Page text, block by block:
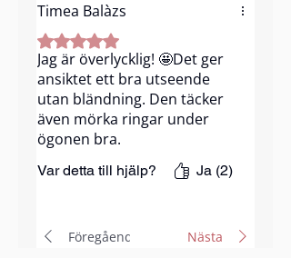
Vegan
Cruelty-free
Långvarig
Lätt formula
9 nyanser
kvantitet:10 g.
Timea Balàzs
Betygsatt till 5 av 5 stjärnor.
Jag är överlycklig! 🤩Det ger
ansiktet ett bra utseende
utan bländning. Den täcker
även mörka ringar under
ögonen bra.
Var detta till hjälp? Ja (2)
Föregående Nästa